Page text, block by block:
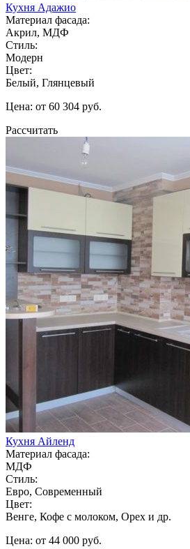
Кухня Адажио
Материал фасада:
Акрил, МДФ
Стиль:
Модерн
Цвет:
Белый, Глянцевый
Цена: от 60 304 руб.
Рассчитать
Кухня Айленд
Материал фасада:
МДФ
Стиль:
Евро, Современный
Цвет:
Венге, Кофе с молоком, Орех и др.
Цена: от 44 000 руб.